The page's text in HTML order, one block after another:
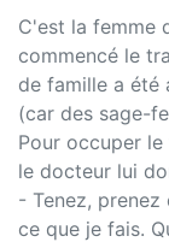
C'est la femme
commencé le
de famille a été
(car des sage-
Pour occuper
le docteur lui
- Tenez,
ce que je fais.